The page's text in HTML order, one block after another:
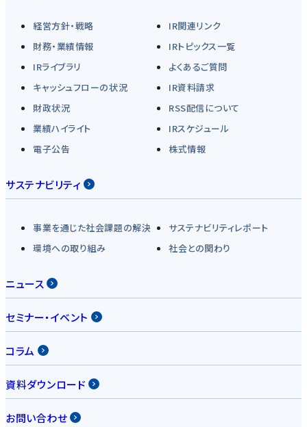
経営方針・戦略
IR関連リンク
財務・業績情報
IRトピックス一覧
IRライブラリ
よくあるご質問
キャッシュフローの状況
IR資料請求
財政状況
RSS配信について
業績ハイライト
IRスケジュール
電子公告
株式情報
サステナビリティ
事業を通じた社会課題の解決
サステナビリティレポート
環境への取り組み
社会との関わり
ニュース
セミナー・イベント
コラム
資料ダウンロード
お問い合わせ